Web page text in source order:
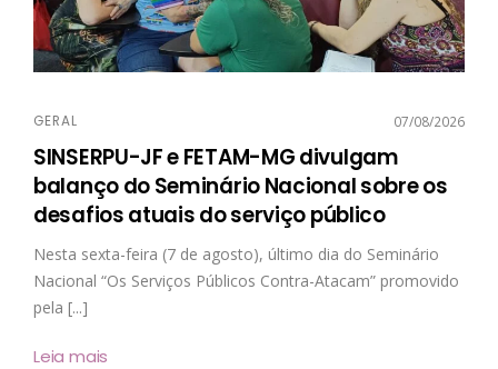
GERAL 07/08/2026
SINSERPU-JF e FETAM-MG divulgam
balanço do Seminário Nacional sobre os
desafios atuais do serviço público
Nesta sexta-feira (7 de agosto), último dia do Seminário
Nacional “Os Serviços Públicos Contra-Atacam” promovido
pela [...]
Leia mais